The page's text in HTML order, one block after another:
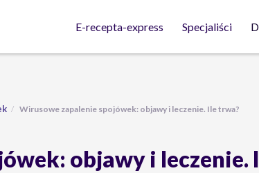
E-recepta-express Specjaliści
Wirusowe zapalenie spojówek: objawy i leczenie. Ile trwa?
objawy i leczenie.